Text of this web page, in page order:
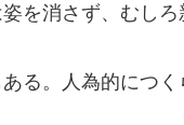
を消さず、むしろ
る。人為的につ